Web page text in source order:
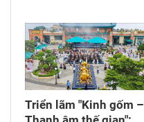
Triển lãm "Kinh gốm –